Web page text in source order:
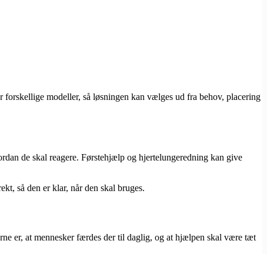
modeller, så løsningen kan vælges ud fra behov, placering
de skal reagere. Førstehjælp og hjertelungeredning kan give
så den er klar, når den skal bruges.
er, at mennesker færdes der til daglig, og at hjælpen skal være tæt